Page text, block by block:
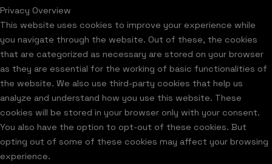
Privacy Overview
This website uses cookies to improve your experience while
you navigate through the website. Out of these, the cookies
that are categorized as necessary are stored on your browser
as they are essential for the working of basic functionalities of
the website. We also use third-party cookies that help us
analyze and understand how you use this website. These
cookies will be stored in your browser only with your consent.
You also have the option to opt-out of these cookies. But
opting out of some of these cookies may affect your browsing
experience.